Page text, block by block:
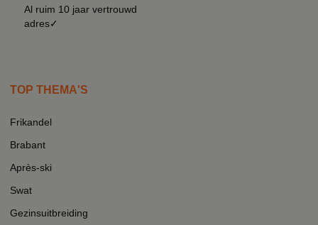
Al ruim 10 jaar vertrouwd
adres✓
TOP THEMA'S
Frikandel
Brabant
Après-ski
Swat
Gezinsuitbreiding